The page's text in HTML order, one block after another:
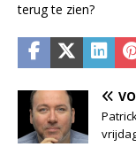
terug te zien?